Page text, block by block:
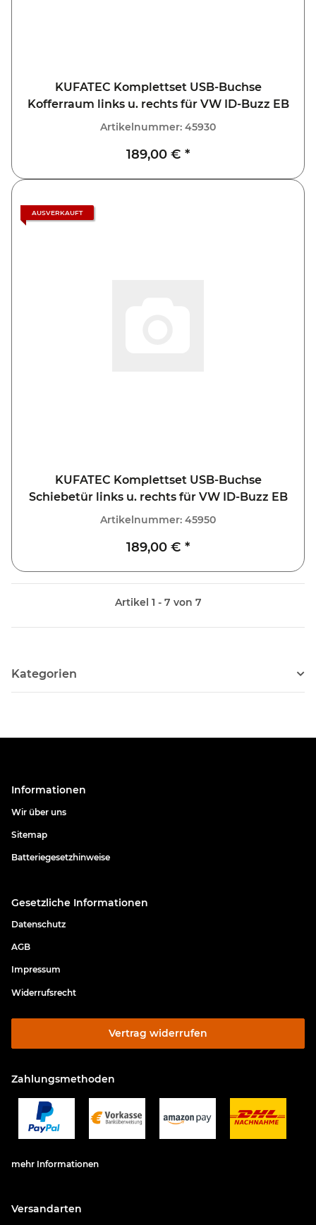
KUFATEC Komplettset USB-Buchse
Kofferraum links u. rechts für VW ID-Buzz EB
Artikelnummer: 45930
189,00 € *
AUSVERKAUFT
KUFATEC Komplettset USB-Buchse
Schiebetür links u. rechts für VW ID-Buzz EB
Artikelnummer: 45950
189,00 € *
Artikel 1 - 7 von 7
Kategorien
Informationen
Wir über uns
Sitemap
Batteriegesetzhinweise
Gesetzliche Informationen
Datenschutz
AGB
Impressum
Widerrufsrecht
Vertrag widerrufen
Zahlungsmethoden
mehr Informationen
Versandarten